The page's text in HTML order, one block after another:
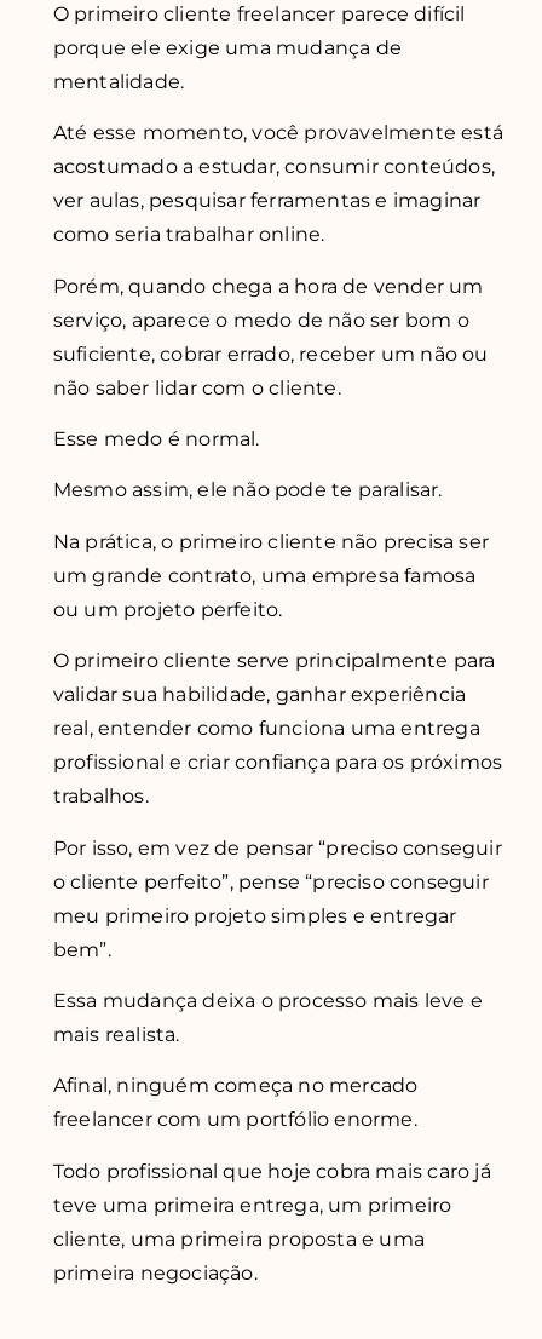
O primeiro cliente freelancer parece difícil
porque ele exige uma mudança de
mentalidade.
Até esse momento, você provavelmente está
acostumado a estudar, consumir conteúdos,
ver aulas, pesquisar ferramentas e imaginar
como seria trabalhar online.
Porém, quando chega a hora de vender um
serviço, aparece o medo de não ser bom o
suficiente, cobrar errado, receber um não ou
não saber lidar com o cliente.
Esse medo é normal.
Mesmo assim, ele não pode te paralisar.
Na prática, o primeiro cliente não precisa ser
um grande contrato, uma empresa famosa
ou um projeto perfeito.
O primeiro cliente serve principalmente para
validar sua habilidade, ganhar experiência
real, entender como funciona uma entrega
profissional e criar confiança para os próximos
trabalhos.
Por isso, em vez de pensar “preciso conseguir
o cliente perfeito”, pense “preciso conseguir
meu primeiro projeto simples e entregar
bem”.
Essa mudança deixa o processo mais leve e
mais realista.
Afinal, ninguém começa no mercado
freelancer com um portfólio enorme.
Todo profissional que hoje cobra mais caro já
teve uma primeira entrega, um primeiro
cliente, uma primeira proposta e uma
primeira negociação.